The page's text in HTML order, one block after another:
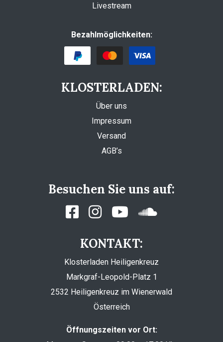
Livestream
Bezahlmöglichkeiten:
KLOSTERLADEN:
Über uns
Impressum
Versand
AGB’s
Besuchen Sie uns auf:
KONTAKT:
Klosterladen Heiligenkreuz
Markgraf-Leopold-Platz 1
2532 Heiligenkreuz im Wienerwald
Österreich
Öffnungszeiten vor Ort: